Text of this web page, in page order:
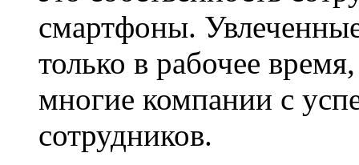
смартфоны.
только в рабочее
многие компании с
сотрудников.